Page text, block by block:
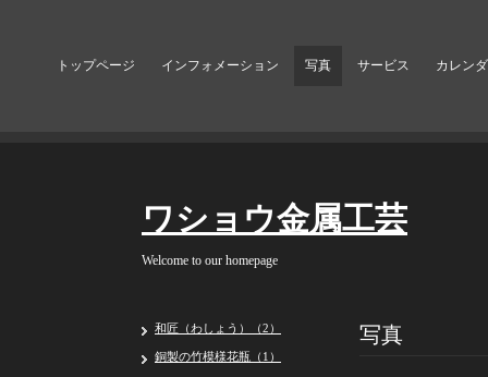
トップページ インフォメーション 写真 サービス カレン
ワショウ金属工芸
Welcome to our homepage
写真
和匠（わしょう）（2）
銅製の竹模様花瓶（1）